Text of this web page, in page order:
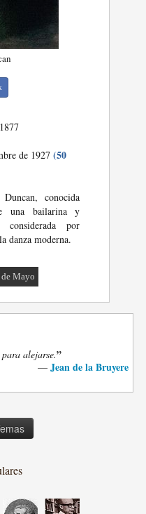
de 1927(50
conocida
una bailarina y
considerada por
danza moderna.
Mayo
alejarse.”
— Jean de la Bruyere